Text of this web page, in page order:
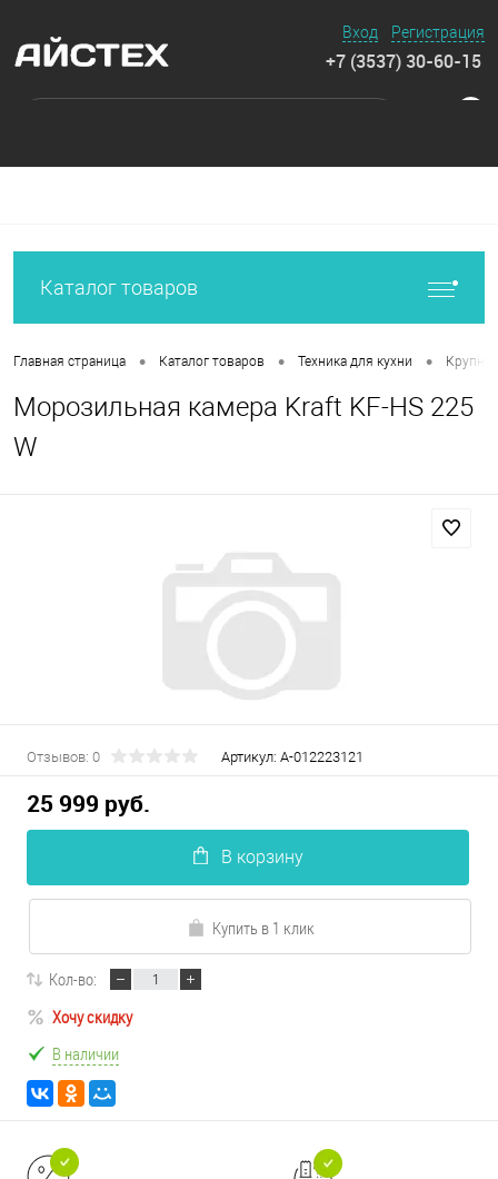
Вход Регистрация
+7 (3537) 30-60-15
Каталог товаров
Главная страница • Каталог товаров • Техника для кухни •
Морозильная камера Kraft KF-HS 225
W
Отзывов: 0 Артикул: А-012223121
25 999 руб.
В корзину
Купить в 1 клик
Кол-во:
Хочу скидку
В наличии